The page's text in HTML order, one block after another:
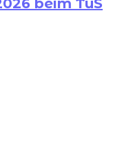
beim TuS